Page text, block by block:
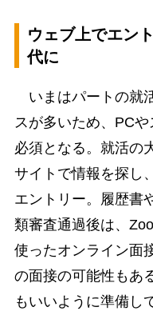
ウェブ上でエン
代に
いまはパートの就
スが多いため、PC
必須となる。就活の
サイトで情報を探し
エントリー。履歴書
類審査通過後は、
使ったオンライン面
の面接の可能性もあ
もいいように準備し